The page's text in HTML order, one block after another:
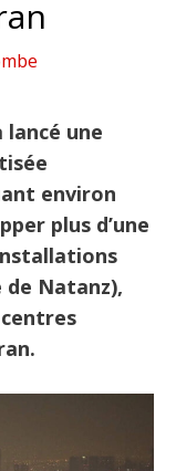
lancé une
environ
plus d’une
Natanz),